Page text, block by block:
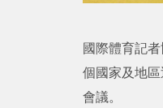
國際體育記
個國家及地
會議。